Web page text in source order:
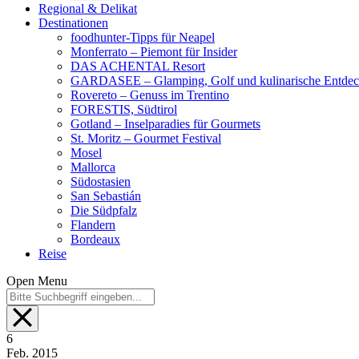
Regional & Delikat
Destinationen
foodhunter-Tipps für Neapel
Monferrato – Piemont für Insider
DAS ACHENTAL Resort
GARDASEE – Glamping, Golf und kulinarische
Rovereto – Genuss im Trentino
FORESTIS, Südtirol
Gotland – Inselparadies für Gourmets
St. Moritz – Gourmet Festival
Mosel
Mallorca
Südostasien
San Sebastián
Die Südpfalz
Flandern
Bordeaux
Reise
Open Menu
6
Feb. 2015